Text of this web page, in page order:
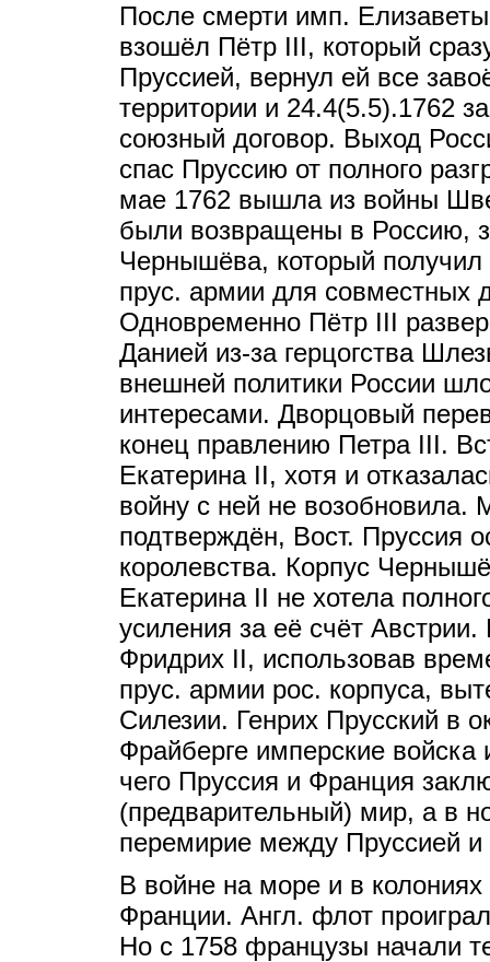
После смерти имп.
взошёл Пётр III, который
Пруссией, вернул ей все
территории и 24.4(5.5).1762
союзный договор. Выход
спас Пруссию от полного
мае 1762 вышла из войны
были возвращены в Россию,
Чернышёва, который получил
прус. армии для совместных
Одновременно Пётр III
Данией из-за герцогства
внешней политики России
интересами. Дворцовый
конец правлению Петра III.
Екатерина II, хотя и
войну с ней не возобновила.
подтверждён, Вост. Пруссия
королевства. Корпус
Екатерина II не хотела
усиления за её счёт
Фридрих II, использовав
прус. армии рос. корпуса,
Силезии. Генрих Прусский в
Фрайберге имперские
чего Пруссия и Франция
(предварительный) мир, а в
перемирие между Пруссией и
В войне на море и в колониях
Франции. Англ. флот
Но с 1758 французы начали